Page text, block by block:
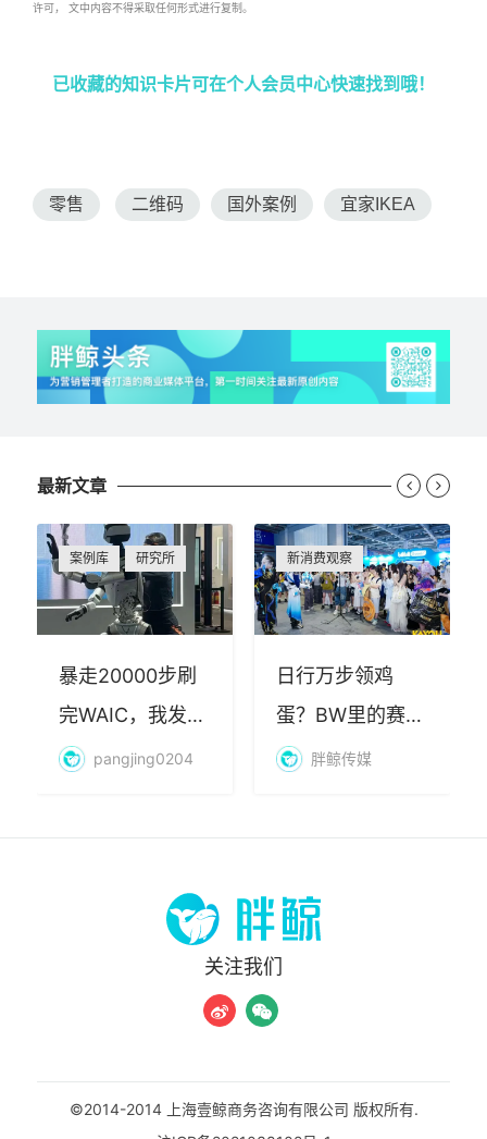
许可， 文中内容不得采取任何形式进行复制。
已收藏的知识卡片可在个人会员中心快速找到哦！
零售 二维码 国外案例 宜家IKEA
最新文章
案例库 研究所
暴走20000步刷
完WAIC，我发现
AI最赚钱的不是
pangjing0204
新消费观察
日行万步领鸡
蛋？BW里的赛博
朝圣，藏着品牌
胖鲸传媒
 
关注我们
©2014-2014 上海壹鲸商务咨询有限公司 版权所有.